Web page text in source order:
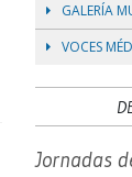
GALERÍA
VOCES
Jornadas